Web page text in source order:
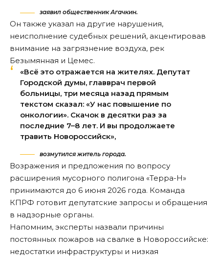
заявил общественник Агачкин.
Он также указал на другие нарушения,
неисполнение судебных решений, акцентировав
внимание на загрязнение воздуха, рек
Безымянная и Цемес.
«Всё это отражается на жителях. Депутат
Городской думы, главврач первой
больницы, три месяца назад прямым
текстом сказал: «У нас повышение по
онкологии». Скачок в десятки раз за
последние 7–8 лет. И вы продолжаете
травить Новороссийск»,
возмутился житель города.
Возражения и предложения по вопросу
расширения мусорного полигона «Терра-Н»
принимаются до 6 июня 2026 года. Команда
КПРФ готовит депутатские запросы и обращения
в надзорные органы.
Напомним, эксперты назвали причины
постоянных пожаров на свалке в Новороссийске:
недостатки инфраструктуры и низкая